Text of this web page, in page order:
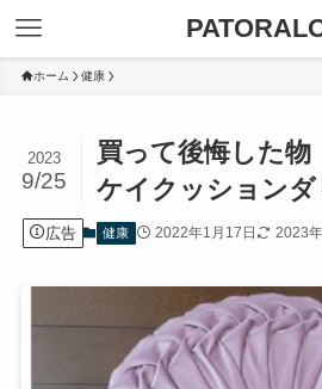
ホーム 健康
買って後悔した
ケイクッションダ
2023
9/25
広告 健康 2022年1月17日 2023